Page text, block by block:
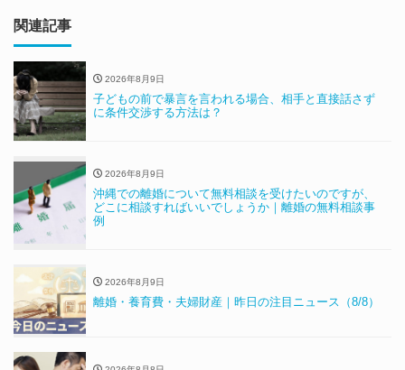
関連記事
2026年8月9日
子どもの前で暴言を言われる場合、相手と直接話さず
に条件交渉する方法は？
2026年8月9日
沖縄での離婚について無料相談を受けたいのですが、
どこに相談すればいいでしょうか｜離婚の無料相談事
例
2026年8月9日
離婚・養育費・夫婦財産｜昨日の注目ニュース（8/8）